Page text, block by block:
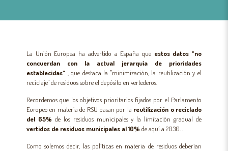
La Unión Europea ha advertido a España que estos datos "no
concuerdan con la actual jerarquía de prioridades
establecidas" , que destaca la "minimización, la reutilización y el
reciclaje" de residuos sobre el depósito en vertederos.
Recordemos que los objetivos prioritarios fijados por el Parlamento
Europeo en materia de RSU pasan por la reutilización o reciclado
del 65% de los residuos municipales y la limitación gradual de
vertidos de residuos municipales al 10%de aquí a 2030. .
Como solemos decir, las políticas en materia de residuos deberían